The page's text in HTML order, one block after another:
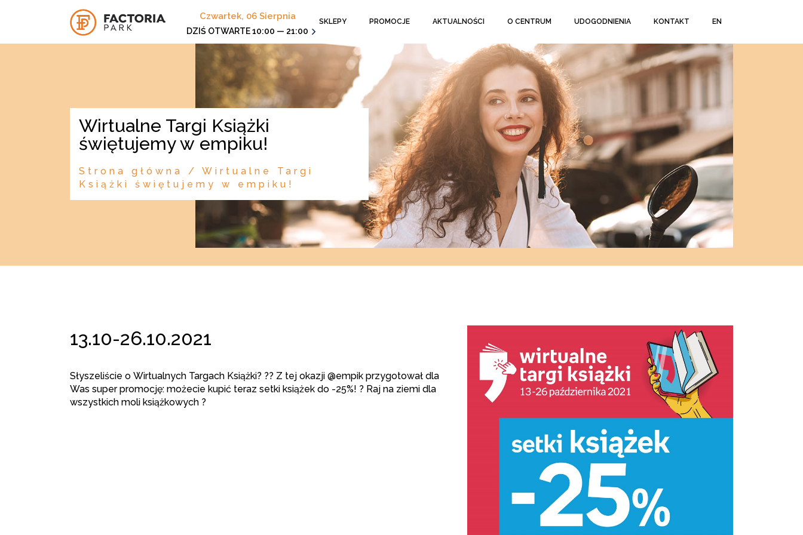
Czwartek, 06 Sierpnia
DZIŚ OTWARTE10:00 — 21:00
SKLEPY PROMOCJE AKTUALNOŚCI O CENTRUM UDOGODNIENIA KONTAKT EN
Wirtualne Targi Książki
świętujemy w empiku!
Strona główna / Wirtualne Targi
Książki świętujemy w empiku!
13.10-26.10.2021
Słyszeliście o Wirtualnych Targach Książki? ?? Z tej okazji @empik przygotował dla
Was super promocję: możecie kupić teraz setki książek do -25%! ? Raj na ziemi dla
wszystkich moli książkowych ?